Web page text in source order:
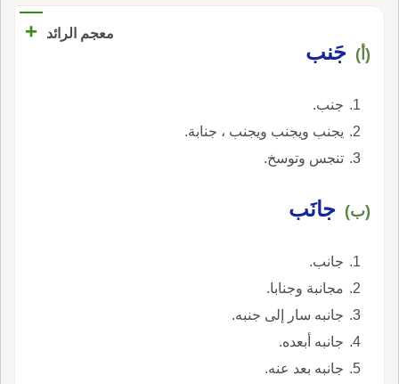
معجم الرائد +
(أ) جَنب
جنب.
يجنب ويجنب ويجنب ، جنابة.
تنجس وتوسخ.
(ب) جانَب
جانب.
مجانبة وجنابا.
جانبه سار إلى جنبه.
جانبه أبعده.
جانبه بعد عنه.